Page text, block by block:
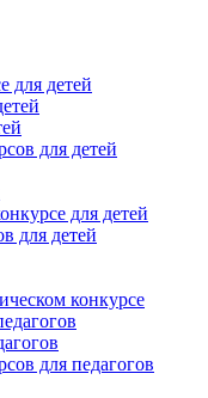
для детей
для детей
для детей
для детей
конкурсе
для педагогов